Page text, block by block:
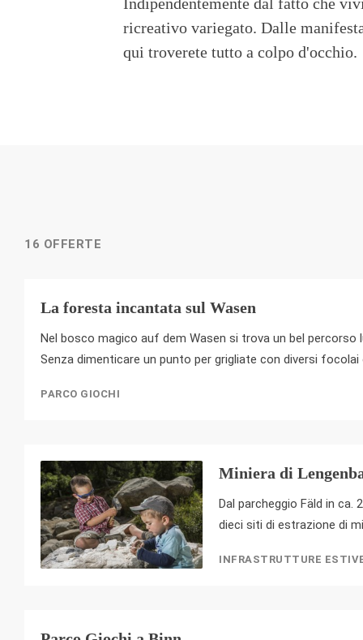
ricreativo variegato. Dalle
qui troverete tutto a colpo d'occhio.
16 OFFERTE
La foresta incantata sul Wasen
Nel bosco magico auf dem Wasen si trova un bel percorso
Senza dimenticare un punto per grigliate con diversi
PARCO GIOCHI
Miniera di
Dal parcheggio Fäld in ca.
dieci siti di estrazione di
INFRASTRUTTURE